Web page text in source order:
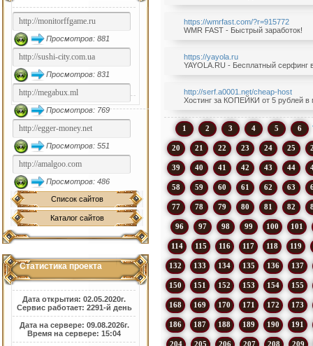
Просмотров: 881
Просмотров: 831
Просмотров: 769
Просмотров: 551
Просмотров: 486
Список сайтов
Каталог сайтов
Статистика проекта
Дата открытия: 02.05.2020г.
Сервис работает: 2291-й день
Дата на сервере: 09.08.2026г.
Время на сервере: 15:04
https://wmrfast.com/?r=915772
WMR FAST - Быстрый заработок!
https://yayola.ru
YAYOLA.RU - Бесплатный серфинг
http://serf.a0001.net/cheap-host
Хостинг за КОПЕЙКИ от 5 рублей в
1 2 3 4 5 6
20 21 22 23 24 25
39 40 41 42 43 44
58 59 60 61 62 63
77 78 79 80 81 82
96 97 98 99 100 101
114 115 116 117 118 119
132 133 134 135 136 137
150 151 152 153 154 155
168 169 170 171 172 173
186 187 188 189 190 191
204 205 206 207 208 209